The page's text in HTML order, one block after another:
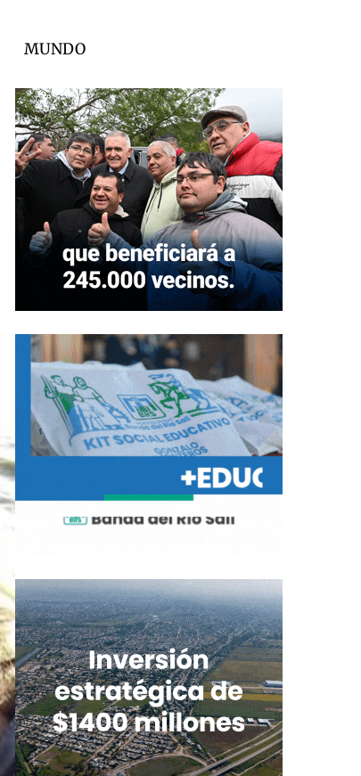
MUNDO